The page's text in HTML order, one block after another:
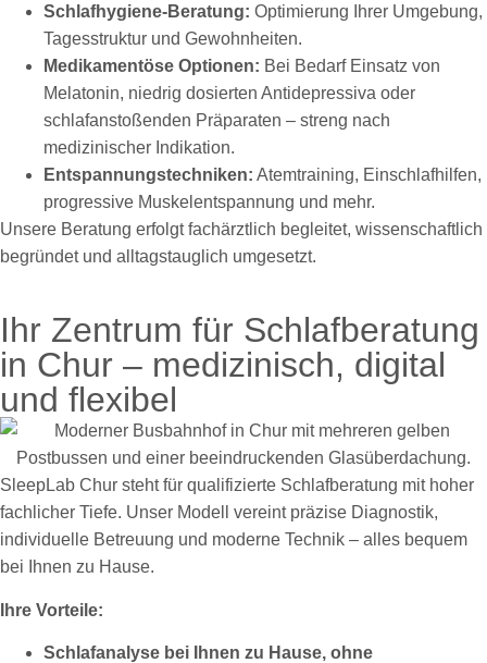
Schlafhygiene-Beratung: Optimierung Ihrer Umgebung,
Tagesstruktur und Gewohnheiten.
Medikamentöse Optionen: Bei Bedarf Einsatz von
Melatonin, niedrig dosierten Antidepressiva oder
schlafanstoßenden Präparaten – streng nach
medizinischer Indikation.
Entspannungstechniken: Atemtraining, Einschlafhilfen,
progressive Muskelentspannung und mehr.
Unsere Beratung erfolgt fachärztlich begleitet, wissenschaftlich
begründet und alltagstauglich umgesetzt.
Ihr Zentrum für Schlafberatung
in Chur – medizinisch, digital
und flexibel
SleepLab Chur steht für qualifizierte Schlafberatung mit hoher
fachlicher Tiefe. Unser Modell vereint präzise Diagnostik,
individuelle Betreuung und moderne Technik – alles bequem
bei Ihnen zu Hause.
Ihre Vorteile:
Schlafanalyse bei Ihnen zu Hause, ohne